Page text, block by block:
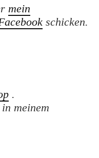
mein
schicken.
.
meinem